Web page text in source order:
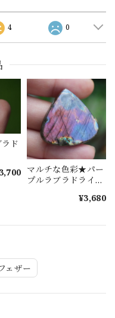
ェザー
4 0
ド
マルチな色彩★パー
プルラブラドライ
¥3,680